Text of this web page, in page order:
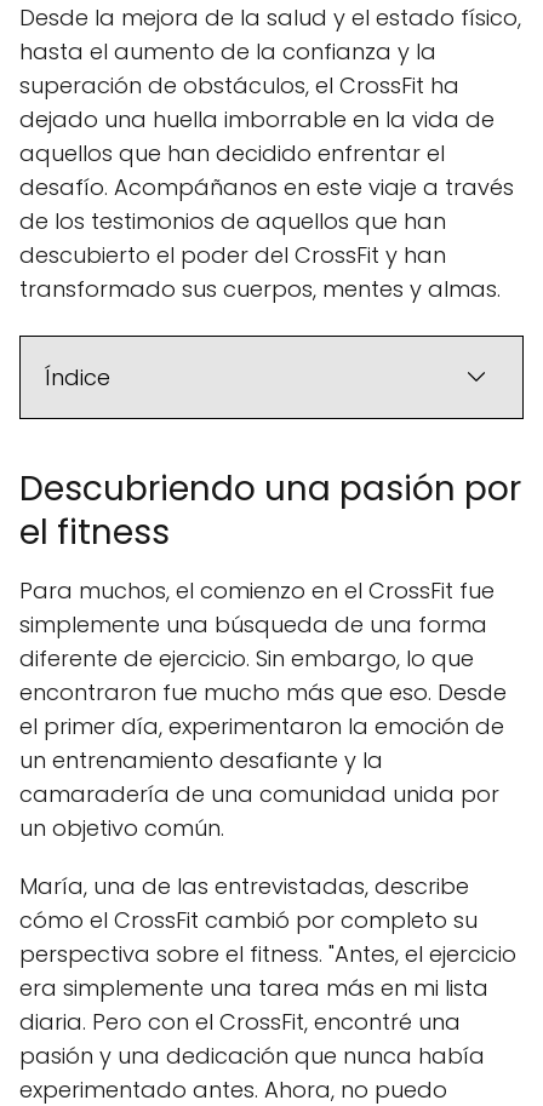
Desde la mejora de la salud y el estado físico,
hasta el aumento de la confianza y la
superación de obstáculos, el CrossFit ha
dejado una huella imborrable en la vida de
aquellos que han decidido enfrentar el
desafío. Acompáñanos en este viaje a través
de los testimonios de aquellos que han
descubierto el poder del CrossFit y han
transformado sus cuerpos, mentes y almas.
Índice
Descubriendo una pasión por
el fitness
Para muchos, el comienzo en el CrossFit fue
simplemente una búsqueda de una forma
diferente de ejercicio. Sin embargo, lo que
encontraron fue mucho más que eso. Desde
el primer día, experimentaron la emoción de
un entrenamiento desafiante y la
camaradería de una comunidad unida por
un objetivo común.
María, una de las entrevistadas, describe
cómo el CrossFit cambió por completo su
perspectiva sobre el fitness. "Antes, el ejercicio
era simplemente una tarea más en mi lista
diaria. Pero con el CrossFit, encontré una
pasión y una dedicación que nunca había
experimentado antes. Ahora, no puedo